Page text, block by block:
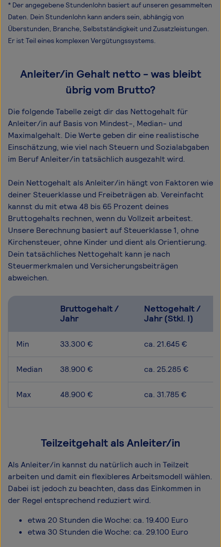
* Der angegebene Stundenlohn basiert auf unseren gesammelten
Daten. Dein Stundenlohn kann anders sein, abhängig von
Überstunden, Branche, Selbstständigkeit und Zusatzleistungen.
Er ist Teil eines komplexen Vergütungssystems.
Anleiter/in Gehalt netto - was bleibt
übrig vom Brutto?
Die folgende Tabelle zeigt dir das Netto­gehalt für
Anleiter/in auf Basis von Mindest-, Median- und
Maximal­gehalt. Die Werte geben dir eine realistische
Einschätzung, wie viel nach Steuern und Sozialabgaben
im Beruf Anleiter/in tatsächlich ausgezahlt wird.
Dein Nettogehalt als Anleiter/in hängt von Faktoren wie
deiner Steuerklasse und Freibeträgen ab. Vereinfacht
kannst du mit etwa 48 bis 65 Prozent deines
Bruttogehalts rechnen, wenn du Vollzeit arbeitest.
Unsere Berechnung basiert auf Steuerklasse 1, ohne
Kirchensteuer, ohne Kinder und dient als Orientierung.
Dein tatsächliches Nettogehalt kann je nach
Steuermerkmalen und Versicherungsbeiträgen
abweichen.
Bruttogehalt /
Jahr
Nettogehalt /
Jahr (Stkl. I)
Min 33.300 € ca. 21.645 €
Median 38.900 € ca. 25.285 €
Max 48.900 € ca. 31.785 €
Teilzeitgehalt als Anleiter/in
Als Anleiter/in kannst du natürlich auch in Teilzeit
arbeiten und damit ein flexibleres Arbeitsmodell wählen.
Dabei ist jedoch zu beachten, dass das Einkommen in
der Regel entsprechend reduziert wird.
etwa 20 Stunden die Woche: ca. 19.400 Euro
etwa 30 Stunden die Woche: ca. 29.100 Euro